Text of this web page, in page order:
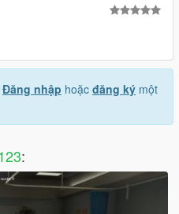
Đăng nhập hoặc đăng ký một
: